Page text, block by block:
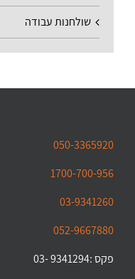
שולחנות עבודה
050-3365920
1700-700-956
03-9341260
052-9667880
פקס :9341294 -03